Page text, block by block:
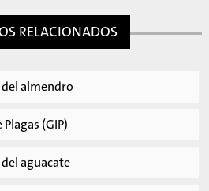
RELACIONADOS
almendro
(GIP)
aguacate